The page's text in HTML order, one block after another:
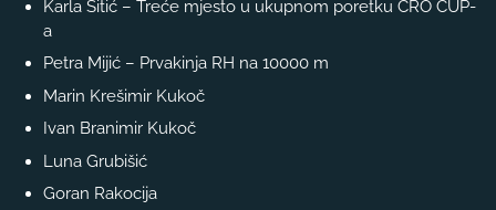
Karla Šitić – Treće mjesto u ukupnom poretku CRO CUP-
a
Petra Mijić – Prvakinja RH na 10000 m
Marin Krešimir Kukoč
Ivan Branimir Kukoč
Luna Grubišić
Goran Rakocija